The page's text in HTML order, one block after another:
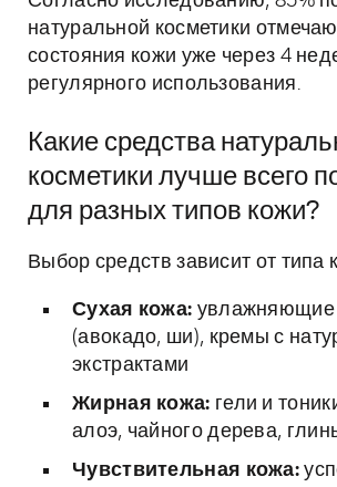
натуральной косметики
состояния кожи уже через 4
регулярного использования.
Какие средства
косметики лучше всего
для разных типов кожи?
Выбор средств зависит от типа
Сухая кожа: увлажняющие
(авокадо, ши), кремы с
экстрактами
Жирная кожа: гели и
алоэ, чайного дерева,
Чувствительная кожа: